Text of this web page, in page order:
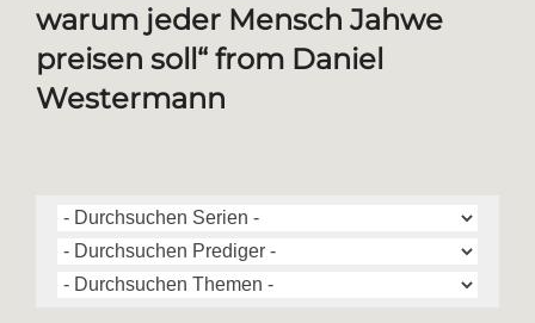
warum jeder Mensch Jahwe
preisen soll“ from Daniel
Westermann